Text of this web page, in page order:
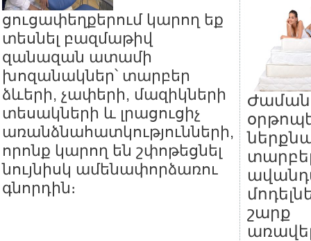
ցուցափեղքերում կարող եք
տեսնել բազմաթիվ
զանազան ատամի
խոզանակներ՝ տարբեր
ձևերի, չափերի, մազիկների
տեսակների և լրացուցիչ
առանձնահատկությունների,
որոնք կարող են շփոթեցնել
նույնիսկ ամենափորձառու
գնորդին։
շարք